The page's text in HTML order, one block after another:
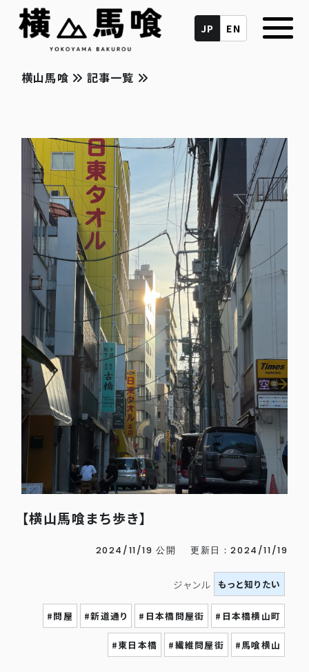
JP EN
横山馬喰 記事一覧
【横山馬喰まち歩き】
2024/11/19 公開 更新日：2024/11/19
ジャンル もっと知りたい
#問屋 #新道通り #日本橋問屋街 #日本橋横山町
#東日本橋 #繊維問屋街 #馬喰横山